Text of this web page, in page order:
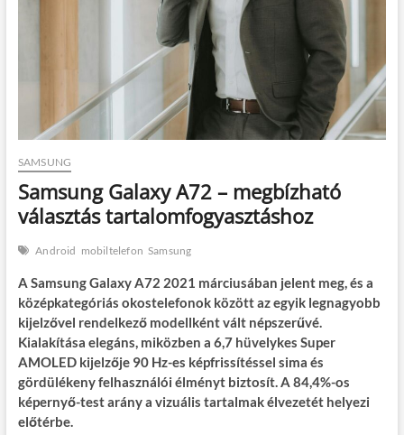
SAMSUNG
Samsung Galaxy A72 – megbízható
választás tartalomfogyasztáshoz
Android mobiltelefon Samsung
A Samsung Galaxy A72 2021 márciusában jelent meg, és a
középkategóriás okostelefonok között az egyik legnagyobb
kijelzővel rendelkező modellként vált népszerűvé.
Kialakítása elegáns, miközben a 6,7 hüvelykes Super
AMOLED kijelzője 90 Hz-es képfrissítéssel sima és
gördülékeny felhasználói élményt biztosít. A 84,4%-os
képernyő-test arány a vizuális tartalmak élvezetét helyezi
előtérbe.